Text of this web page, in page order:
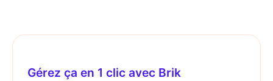
Gérez ça en 1 clic avec Brik